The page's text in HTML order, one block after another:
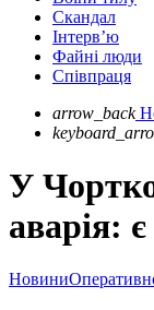
Скандал
Інтерв’ю
Файні люди
Співпраця
arrow_back
У
аварія:
Новини